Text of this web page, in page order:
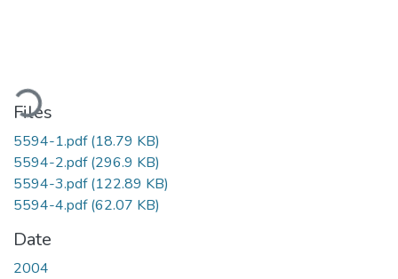
Files
5594-1.pdf(18.79 KB)
5594-2.pdf(296.9 KB)
5594-3.pdf(122.89 KB)
5594-4.pdf(62.07 KB)
Date
2004